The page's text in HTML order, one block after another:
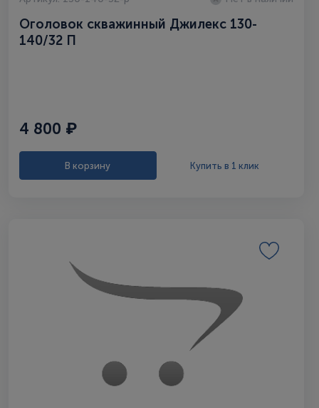
Оголовок скважинный Джилекс 130-
140/32 П
4 800 ₽
В корзину Купить в 1 клик